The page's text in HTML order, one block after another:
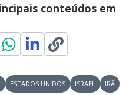
conteúdos em
ESTADOS UNIDOS ISRAEL IRÃ